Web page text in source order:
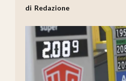
Redazione